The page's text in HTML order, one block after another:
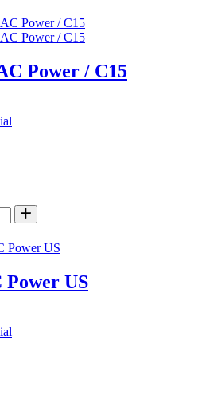
Power / C15
Power US